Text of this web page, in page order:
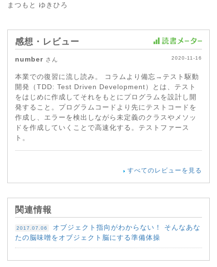
まつもと ゆきひろ
感想・レビュー
number さん 2020-11-16
本業での復習に流し読み。 コラムより備忘→テスト駆動
開発（TDD: Test Driven Development）とは、テスト
をはじめに作成してそれをもとにプログラムを設計し開
発すること。プログラムコードより先にテストコードを
作成し、エラーを検出しながら未定義のクラスやメソッ
ドを作成していくことで高速化する。テストファース
ト。
すべてのレビューを見る
関連情報
2017.07.06
オブジェクト指向がわからない！ そんなあな
たの脳味噌をオブジェクト脳にする準備体操